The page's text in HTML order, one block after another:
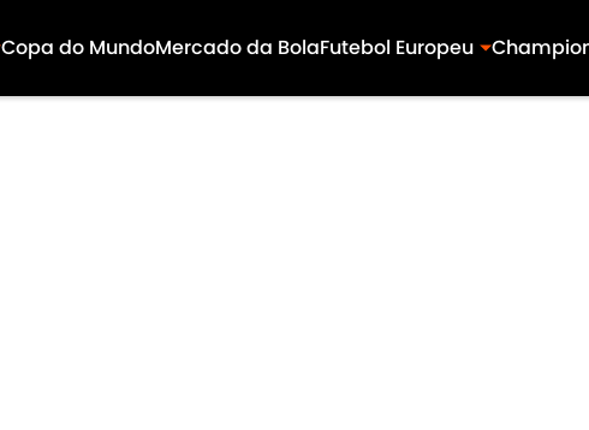
Copa do MundoMercado da BolaFutebol Europeu